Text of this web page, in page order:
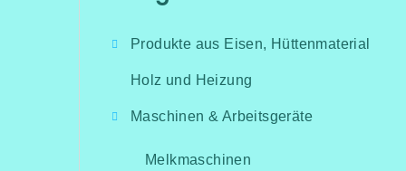
überspringen
Produkte aus Eisen, Hüttenmaterial
Holz und Heizung
Maschinen & Arbeitsgeräte
Melkmaschinen